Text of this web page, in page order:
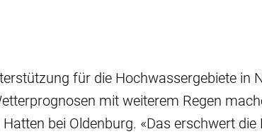
für die Hochwassergebiete in
mit weiterem Regen
bei Oldenburg. «Das erschwert